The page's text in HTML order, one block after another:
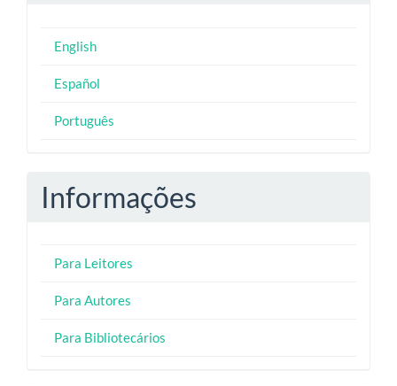
English
Español
Português
Informações
Para Leitores
Para Autores
Para Bibliotecários